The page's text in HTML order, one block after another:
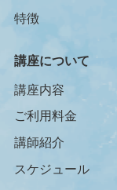
特徴
講座について
講座内容
ご利用料金
講師紹介
スケジュール